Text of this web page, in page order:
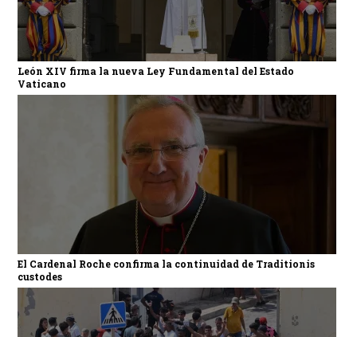
León XIV firma la nueva Ley Fundamental del Estado
Vaticano
El Cardenal Roche confirma la continuidad de Traditionis
custodes